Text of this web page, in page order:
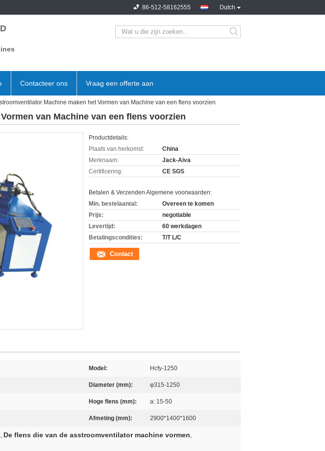
Dutch
86-512-58162555
Contacteer ons Vraag een offerte aan
Machine maken het Vormen van Machine van een flens voorzien
van Machine van een flens voorzien
Productdetails:
Plaats van herkomst:
China
Merknaam:
Jack-Aiva
Certificering:
CE SGS
Betalen & Verzenden Algemene voorwaarden:
Min. bestelaantal:
Overeen te komen
Prijs:
negotiable
Levertijd:
60 werkdagen
Betalingscondities:
T/T L/C
Contact
Model: Hcfy-1250
Diameter (mm): φ315-1250
Hoge flens (mm): a: 15-50
Afmeting (mm): 2900*1400*1600
, De flens die van de asstroomventilator machine vormen,